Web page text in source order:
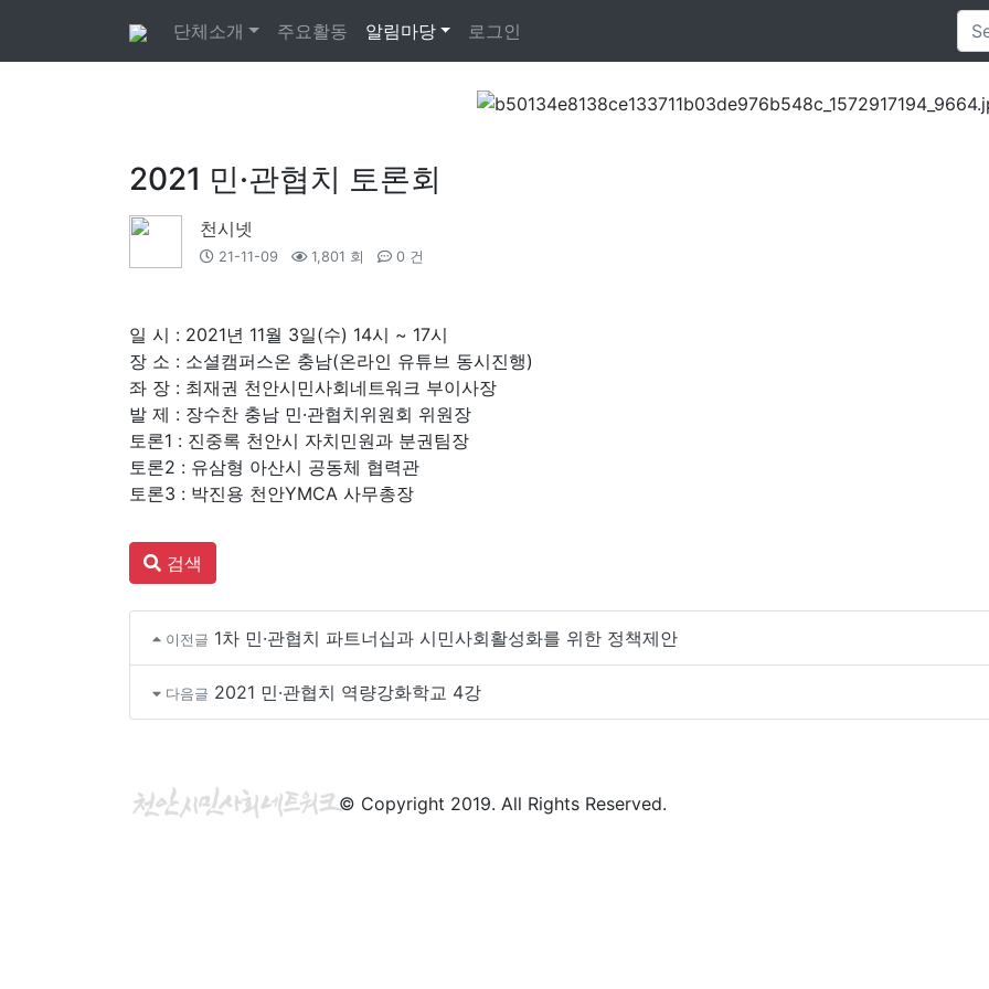
단체소개 주요활동 알림마당 로그인
2021 민·관협치 토론회
천시넷
21-11-09 1,801 회 0 건
일 시 : 2021년 11월 3일(수) 14시 ~ 17시
장 소 : 소셜캠퍼스온 충남(온라인 유튜브 동시진행)
좌 장 : 최재권 천안시민사회네트워크 부이사장
발 제 : 장수찬 충남 민·관협치위원회 위원장
토론1 : 진중록 천안시 자치민원과 분권팀장
토론2 : 유삼형 아산시 공동체 협력관
토론3 : 박진용 천안YMCA 사무총장
검색
이전글 1차 민·관협치 파트너십과 시민사회활성화를 위한 정책제안
다음글 2021 민·관협치 역량강화학교 4강
© Copyright 2019. All Rights Reserved.